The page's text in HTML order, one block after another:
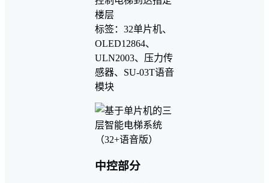
楼层
标签：32单片机、
OLED12864、
ULN2003、压力传
感器、SU-03T语音
模块
中控部分